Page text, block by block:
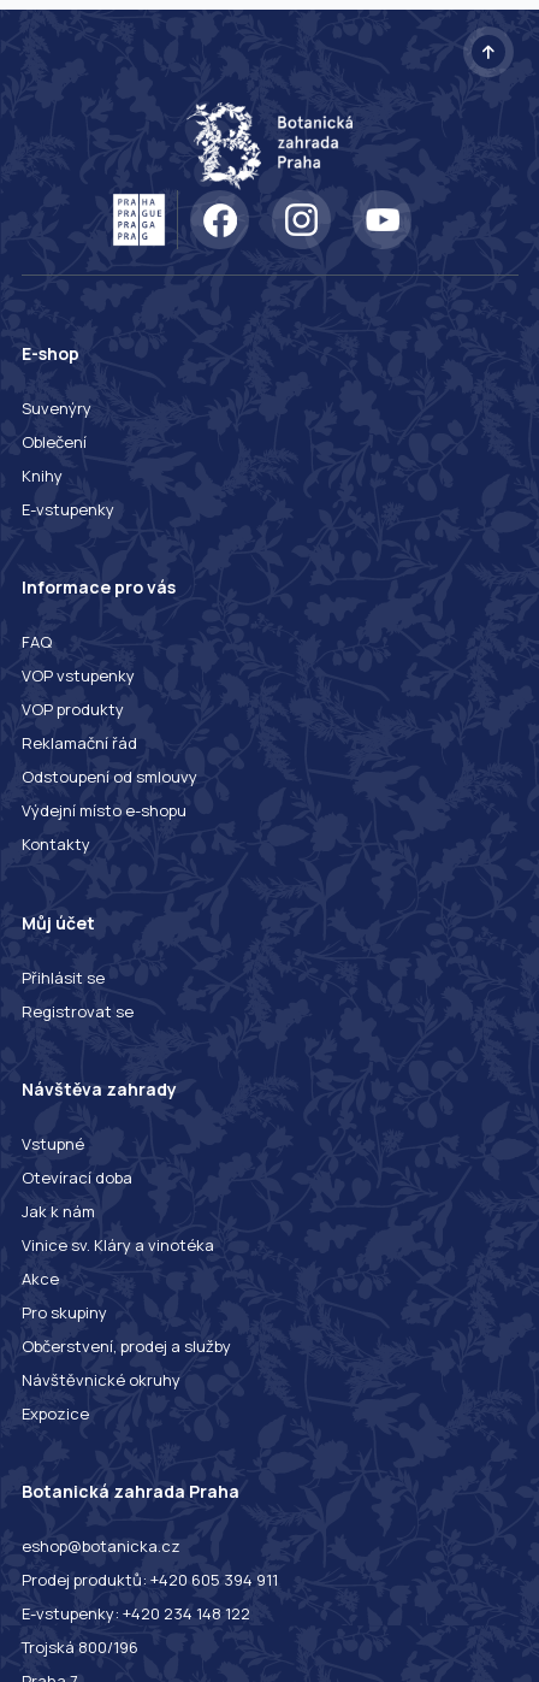
E-shop
Suvenýry
Oblečení
Knihy
E-vstupenky
Informace pro vás
FAQ
VOP vstupenky
VOP produkty
Reklamační řád
Odstoupení od smlouvy
Výdejní místo e-shopu
Kontakty
Můj účet
Přihlásit se
Registrovat se
Návštěva zahrady
Vstupné
Otevírací doba
Jak k nám
Vinice sv. Kláry a vinotéka
Akce
Pro skupiny
Občerstvení, prodej a služby
Návštěvnické okruhy
Expozice
Botanická zahrada Praha
eshop@botanicka.cz
Prodej produktů: +420 605 394 911
E-vstupenky: +420 234 148 122
Trojská 800/196